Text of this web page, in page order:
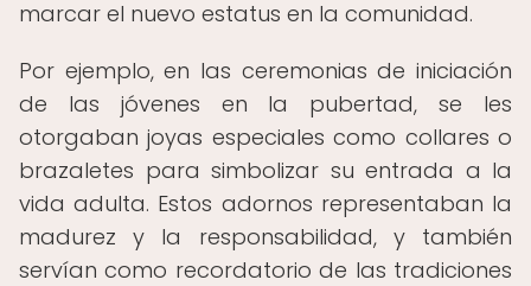
marcar el nuevo estatus en la comunidad.
Por ejemplo, en las ceremonias de iniciación
de las jóvenes en la pubertad, se les
otorgaban joyas especiales como collares o
brazaletes para simbolizar su entrada a la
vida adulta. Estos adornos representaban la
madurez y la responsabilidad, y también
servían como recordatorio de las tradiciones